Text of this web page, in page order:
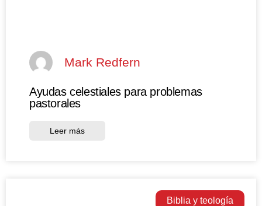
Mark Redfern
Ayudas celestiales para problemas
pastorales
Leer más
Biblia y teología